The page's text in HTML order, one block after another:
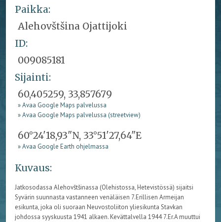
Paikka:
Alehovštšina Ojattijoki
ID:
009085181
Sijainti:
60,405259, 33,857679
» Avaa Google Maps palvelussa
» Avaa Google Maps palvelussa (streetview)
60°24'18,93"N, 33°51'27,64"E
» Avaa Google Earth ohjelmassa
Kuvaus:
Jatkosodassa Alehovštšinassa (Olehistossa, Hetevistössä) sijaitsi
Syvärin suunnasta vastanneen venäläisen 7.Erillisen Armeijan
esikunta, joka oli suoraan Neuvostoliiton yliesikunta Stavkan
johdossa syyskuusta 1941 alkaen. Kevättalvella 1944 7.Er.A muuttui